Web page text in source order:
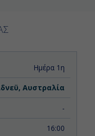
ΑΝΑΧΩΡΗΣΗ
Ημέρα 1η
Αυστραλία
-
16:00